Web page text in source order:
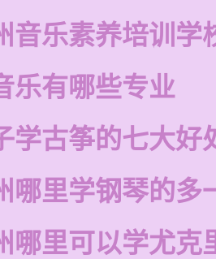
音乐素养培训学
乐有哪些专业
学古筝的七大好
哪里学钢琴的多
哪里可以学尤克